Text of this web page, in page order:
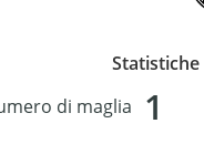
Statistiche
1
di maglia